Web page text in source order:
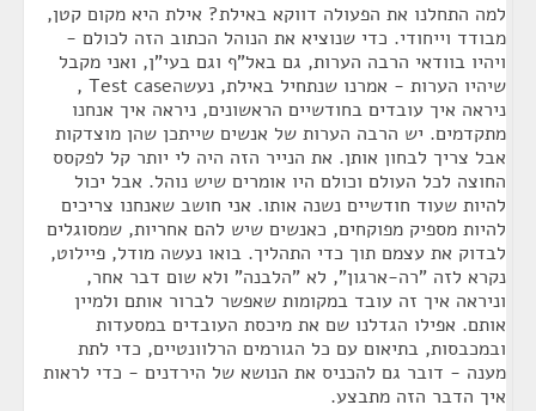
למה התחלנו את הפעולה דווקא באילת? אילת היא מקום קטן,
מבודד וייחודי. כדי שנוציא את הנוהל הכתוב הזה לכולם -
ויהיו בוודאי הרבה הערות, גם באל"ף וגם בעי"ן, ואני מקבל
שיהיו הערות - אמרנו שנתחיל באילת, נעשהTest case ,
ניראה איך עובדים בחודשיים הראשונים, ניראה איך אנחנו
מתקדמים. יש הרבה הערות של אנשים שייתכן שהן מוצדקות
אבל צריך לבחון אותן. את הנייר הזה היה לי יותר קל לפקסס
החוצה לכל העולם וכולם היו אומרים שיש נוהל. אבל יכול
להיות שעוד חודשיים נשנה אותו. אני חושב שאנחנו צריכים
להיות מספיק מפוקחים, כאנשים שיש להם אחריות, שמסוגלים
לבדוק את עצמם תוך כדי התהליך. בואו נעשה מודל, פיילוט,
נקרא לזה "רה-ארגון", לא "הלבנה" ולא שום דבר אחר,
וניראה איך זה עובד במקומות שאפשר לברור אותם ולמיין
אותם. אפילו הגדלנו שם את מיכסת העובדים במסעדות
ובמכבסות, בתיאום עם כל הגורמים הרלוונטיים, כדי לתת
מענה - דובר גם להכניס את הנושא של הירדנים - כדי לראות
איך הדבר הזה מתבצע.